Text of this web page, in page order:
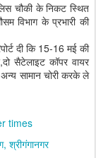
चौकी के निकट स्थित
विभाग के प्रभारी की
दी कि 15-16 मई की
सैटेलाइट कॉपर वायर
सामान चोरी करके ले
times
श्रीगंगानगर